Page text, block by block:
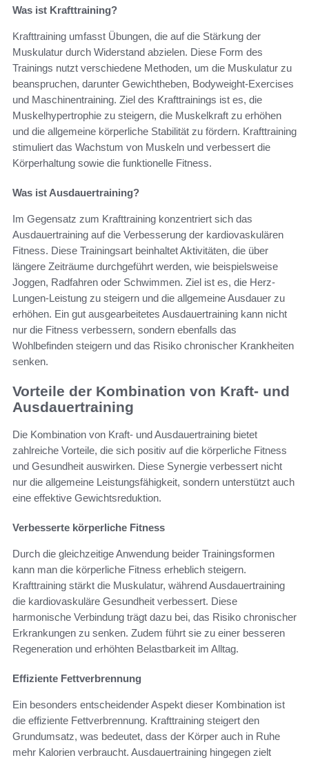
Was ist Krafttraining?
Krafttraining umfasst Übungen, die auf die Stärkung der
Muskulatur durch Widerstand abzielen. Diese Form des
Trainings nutzt verschiedene Methoden, um die Muskulatur zu
beanspruchen, darunter Gewichtheben, Bodyweight-Exercises
und Maschinentraining. Ziel des Krafttrainings ist es, die
Muskelhypertrophie zu steigern, die Muskelkraft zu erhöhen
und die allgemeine körperliche Stabilität zu fördern. Krafttraining
stimuliert das Wachstum von Muskeln und verbessert die
Körperhaltung sowie die funktionelle Fitness.
Was ist Ausdauertraining?
Im Gegensatz zum Krafttraining konzentriert sich das
Ausdauertraining auf die Verbesserung der kardiovaskulären
Fitness. Diese Trainingsart beinhaltet Aktivitäten, die über
längere Zeiträume durchgeführt werden, wie beispielsweise
Joggen, Radfahren oder Schwimmen. Ziel ist es, die Herz-
Lungen-Leistung zu steigern und die allgemeine Ausdauer zu
erhöhen. Ein gut ausgearbeitetes Ausdauertraining kann nicht
nur die Fitness verbessern, sondern ebenfalls das
Wohlbefinden steigern und das Risiko chronischer Krankheiten
senken.
Vorteile der Kombination von Kraft- und
Ausdauertraining
Die Kombination von Kraft- und Ausdauertraining bietet
zahlreiche Vorteile, die sich positiv auf die körperliche Fitness
und Gesundheit auswirken. Diese Synergie verbessert nicht
nur die allgemeine Leistungsfähigkeit, sondern unterstützt auch
eine effektive Gewichtsreduktion.
Verbesserte körperliche Fitness
Durch die gleichzeitige Anwendung beider Trainingsformen
kann man die körperliche Fitness erheblich steigern.
Krafttraining stärkt die Muskulatur, während Ausdauertraining
die kardiovaskuläre Gesundheit verbessert. Diese
harmonische Verbindung trägt dazu bei, das Risiko chronischer
Erkrankungen zu senken. Zudem führt sie zu einer besseren
Regeneration und erhöhten Belastbarkeit im Alltag.
Effiziente Fettverbrennung
Ein besonders entscheidender Aspekt dieser Kombination ist
die effiziente Fettverbrennung. Krafttraining steigert den
Grundumsatz, was bedeutet, dass der Körper auch in Ruhe
mehr Kalorien verbraucht. Ausdauertraining hingegen zielt